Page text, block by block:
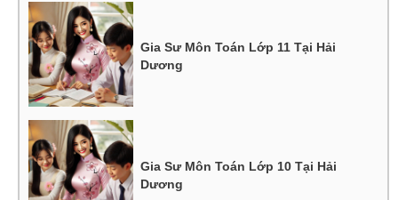
Gia Sư Môn Toán Lớp 11 Tại Hải
Dương
Gia Sư Môn Toán Lớp 10 Tại Hải
Dương